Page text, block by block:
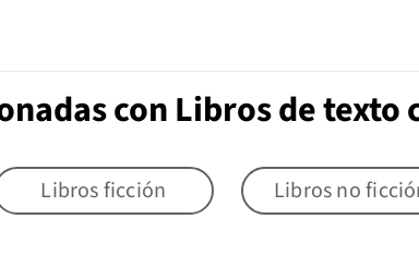
con Libros de texto
Libros ficción Libros no